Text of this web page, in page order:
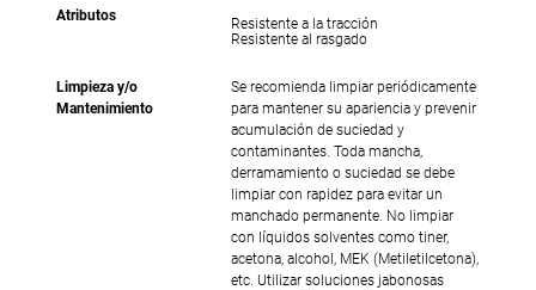
Atributos
Resistente a la tracción
Resistente al rasgado
Limpieza y/o
Mantenimiento
Se recomienda limpiar periódicamente
para mantener su apariencia y prevenir
acumulación de suciedad y
contaminantes. Toda mancha,
derramamiento o suciedad se debe
limpiar con rapidez para evitar un
manchado permanente. No limpiar
con líquidos solventes como tiner,
acetona, alcohol, MEK (Metiletilcetona),
etc. Utilizar soluciones jabonosas